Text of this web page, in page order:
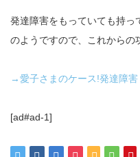
発達障害をもっていても持っ
のようですので、これからの
→愛子さまのケース!発達障
[ad#ad-1]